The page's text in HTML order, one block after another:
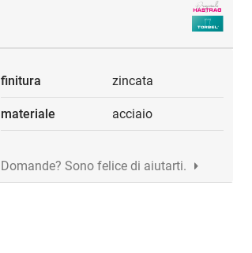
finitura
zincata
materiale acciaio
Domande? Sono felice di aiutarti.